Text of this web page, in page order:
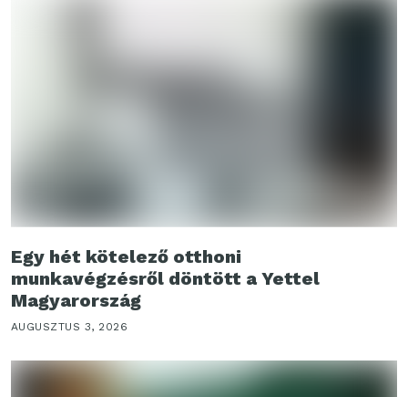
Egy hét kötelező otthoni
munkavégzésről döntött a Yettel
Magyarország
AUGUSZTUS 3, 2026